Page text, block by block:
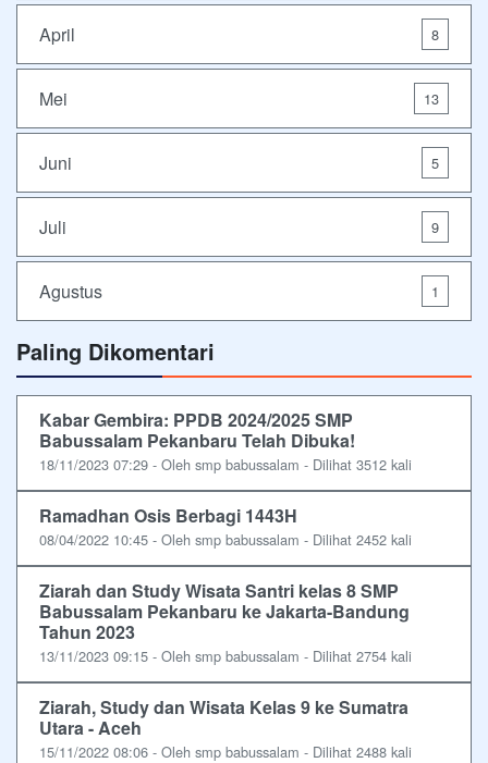
April 8
Mei 13
Juni 5
Juli 9
Agustus 1
Paling Dikomentari
Kabar Gembira: PPDB 2024/2025 SMP
Babussalam Pekanbaru Telah Dibuka!
18/11/2023 07:29 - Oleh smp babussalam - Dilihat 3512 kali
Ramadhan Osis Berbagi 1443H
08/04/2022 10:45 - Oleh smp babussalam - Dilihat 2452 kali
Ziarah dan Study Wisata Santri kelas 8 SMP
Babussalam Pekanbaru ke Jakarta-Bandung
Tahun 2023
13/11/2023 09:15 - Oleh smp babussalam - Dilihat 2754 kali
Ziarah, Study dan Wisata Kelas 9 ke Sumatra
Utara - Aceh
15/11/2022 08:06 - Oleh smp babussalam - Dilihat 2488 kali